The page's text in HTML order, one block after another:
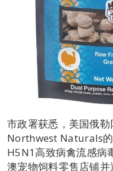
市政署获悉，美国俄
Northwest Naturals的
H5N1高致病禽流感病
澳宠物饲料零售店铺